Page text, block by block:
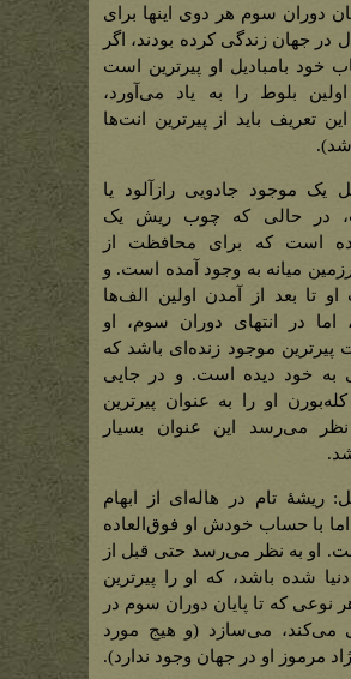
دوران سوم هر دوی اینها برای
در جهان زندگی کرده بودند، اگر
خود بامبادیل او پیرترین است
بلوط را به یاد می‌آورد،
این تعریف باید از پیرترین انت‌‌‌ها
یک موجود جادویی رازآلود یا
در حالی که چوب ریش یک
است که برای محافظت از
میانه به وجود آمده است. و
تا بعد از آمدن اولین الف‌ها
اما در انتهای دوران سوم، او
موجود زنده‌‌‌ای باشد که
به خود دیده است. و در جایی
او را به عنوان پیرترین
نظر می‌رسد این عنوان بسیار
ریشۀ تام در هاله‌‌‌ای از ابهام
اما با حساب خودش او فوق‌‌‌العاده
او به نظر می‌‌‌رسد حتی قبل از
دنیا شده باشد، که او را پیرترین
نوعی که تا پایان دوران سوم در
می‌کند، می‌سازد (و هیج مورد
مرموز او در جهان وجود ندارد).